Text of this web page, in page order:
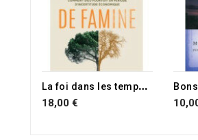
L
a foi dans les temps de famine
18,00 €